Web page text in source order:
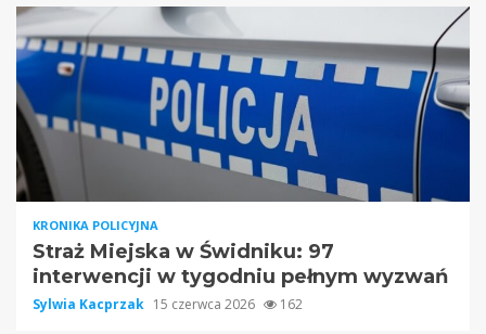
KRONIKA POLICYJNA
Straż Miejska w Świdniku: 97
interwencji w tygodniu pełnym wyzwań
Sylwia Kacprzak 15 czerwca 2026 162